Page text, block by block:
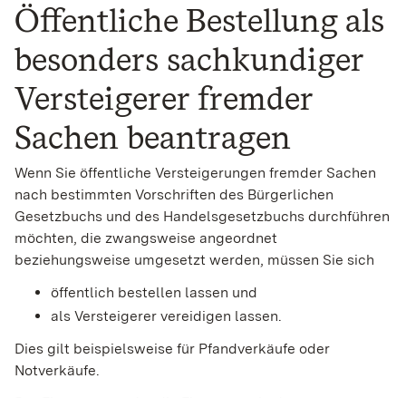
Öffentliche Bestellung als
besonders sachkundiger
Versteigerer fremder
Sachen beantragen
Wenn Sie öffentliche Versteigerungen fremder Sachen
nach bestimmten Vorschriften des Bürgerlichen
Gesetzbuchs und des Handelsgesetzbuchs durchführen
möchten, die zwangsweise angeordnet
beziehungsweise umgesetzt werden, müssen Sie sich
öffentlich bestellen lassen und
als Versteigerer vereidigen lassen.
Dies gilt beispielsweise für Pfandverkäufe oder
Notverkäufe.